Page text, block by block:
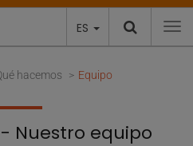
ES
hacemos Equipo
Nuestro equipo